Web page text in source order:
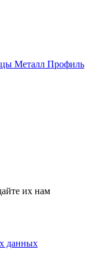
Металл Профиль
их нам
данных